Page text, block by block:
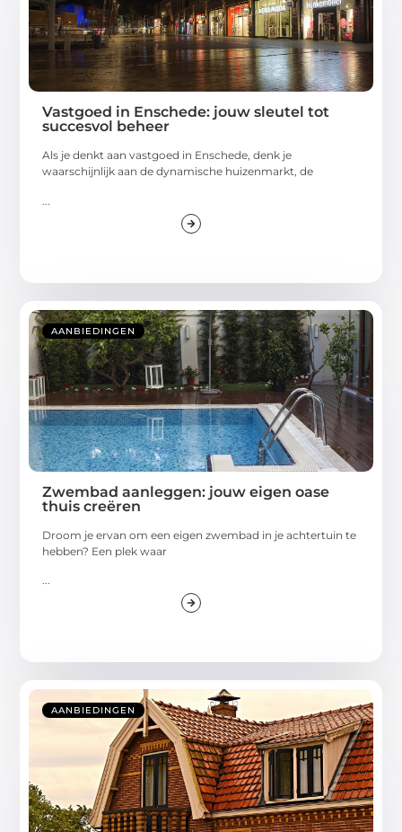
Vastgoed in Enschede: jouw sleutel tot
succesvol beheer
Als je denkt aan vastgoed in Enschede, denk je
waarschijnlijk aan de dynamische huizenmarkt, de
AANBIEDINGEN
Zwembad aanleggen: jouw eigen oase
thuis creëren
Droom je ervan om een eigen zwembad in je achtertuin te
hebben? Een plek waar
AANBIEDINGEN